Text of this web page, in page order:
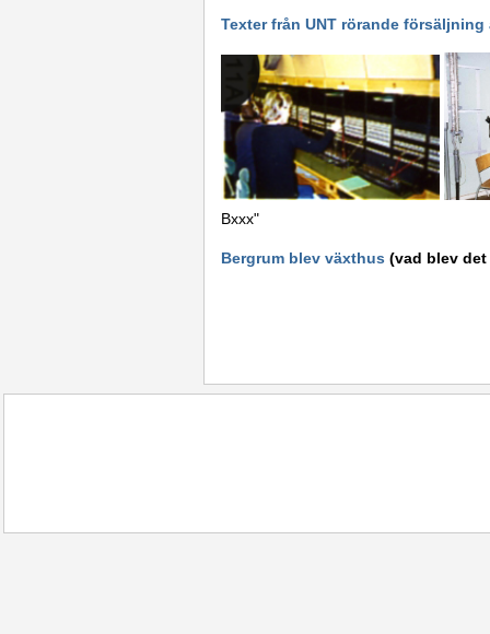
Texter från UNT rörande försäljning
Bxxx"
Bergrum blev växthus (vad blev